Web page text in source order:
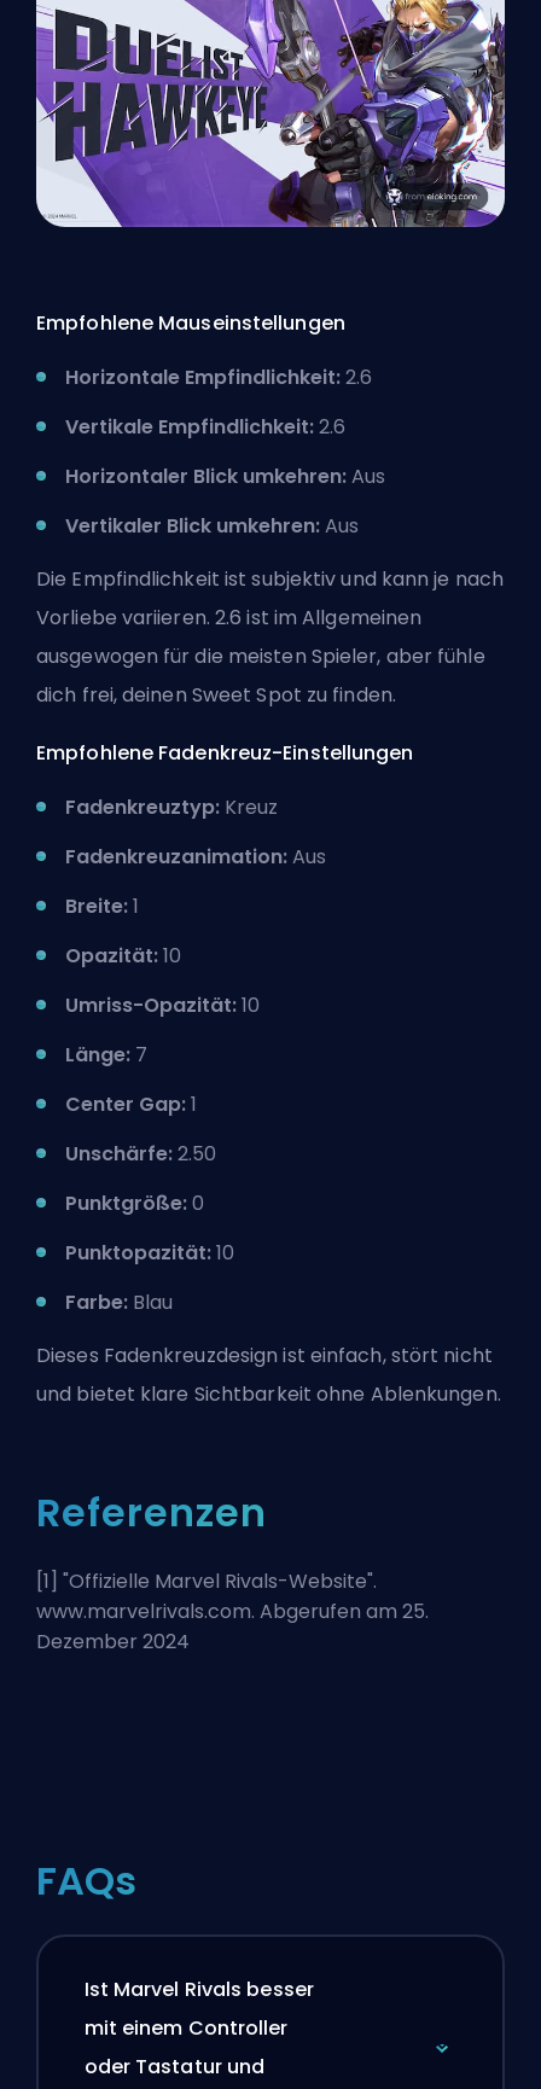
Empfohlene Mauseinstellungen
Horizontale Empfindlichkeit:2.6
Vertikale Empfindlichkeit:2.6
Horizontaler Blick umkehren:Aus
Vertikaler Blick umkehren:Aus
Die Empfindlichkeit ist subjektiv und kann je nach
Vorliebe variieren. 2.6 ist im Allgemeinen
ausgewogen für die meisten Spieler, aber fühle
dich frei, deinen Sweet Spot zu finden.
Empfohlene Fadenkreuz-Einstellungen
Fadenkreuztyp: Kreuz
Fadenkreuzanimation:Aus
Breite:1
Opazität:10
Umriss-Opazität:10
Länge: 7
Center Gap:1
Unschärfe:2.50
Punktgröße:0
Punktopazität:10
Farbe: Blau
Dieses Fadenkreuzdesign ist einfach, stört nicht
und bietet klare Sichtbarkeit ohne Ablenkungen.
Referenzen
[1] "Offizielle Marvel Rivals-Website".
www.marvelrivals.com. Abgerufen am 25.
Dezember 2024
FAQs
Ist Marvel Rivals besser
mit einem Controller
oder Tastatur und